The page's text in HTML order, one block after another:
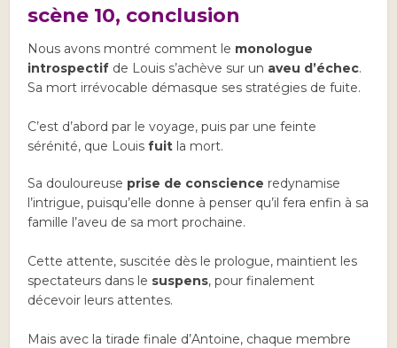
scène 10, conclusion
Nous avons montré comment le monologue
introspectif de Louis s’achève sur un aveu d’échec.
Sa mort irrévocable démasque ses stratégies de fuite.
C’est d’abord par le voyage, puis par une feinte
sérénité, que Louisfuit la mort.
Sa douloureuse prise de conscience redynamise
l’intrigue, puisqu’elle donne à penser qu’il fera enfin à sa
famille l’aveu de sa mort prochaine.
Cette attente, suscitée dès le prologue, maintient les
spectateurs dans le suspens, pour finalement
décevoir leurs attentes.
Mais avec la tirade finale d’Antoine, chaque membre